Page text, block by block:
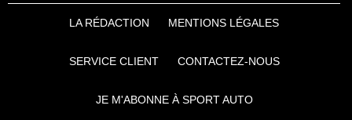
LA RÉDACTION MENTIONS LÉGALES
SERVICE CLIENT CONTACTEZ-NOUS
JE M'ABONNE À SPORT AUTO